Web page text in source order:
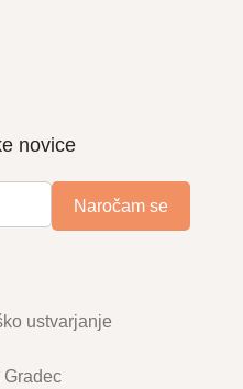
novice
ustvarjanje